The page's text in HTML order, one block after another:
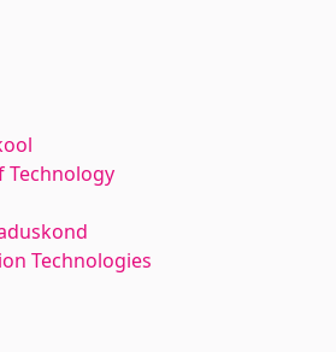
Technology
Technologies